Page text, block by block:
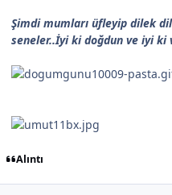
Şimdi mumları üfleyip dilek
seneler..İyi ki doğdun ve iyi ki
Alıntı